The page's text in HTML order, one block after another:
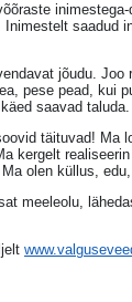
saadud
jõudu.
pese pead, kui
saavad
täituvad! Ma
kergelt
olen küllus,
meeleolu,